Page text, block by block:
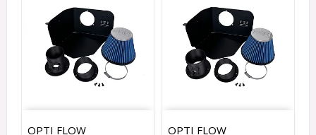
OPTI FLOW
OPTI FLOW